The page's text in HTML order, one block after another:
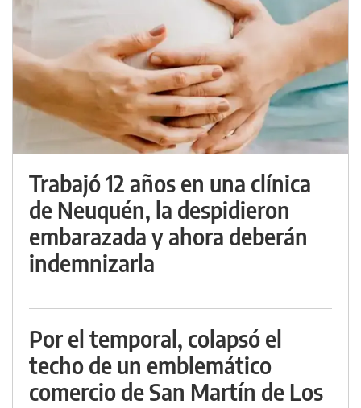
Trabajó 12 años en una clínica
de Neuquén, la despidieron
embarazada y ahora deberán
indemnizarla
Por el temporal, colapsó el
techo de un emblemático
comercio de San Martín de Los